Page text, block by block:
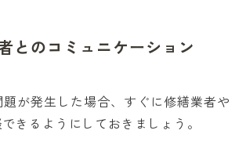
とのコミュニケーション
が発生した場合、すぐに修繕業者や
きるようにしておきましょう。